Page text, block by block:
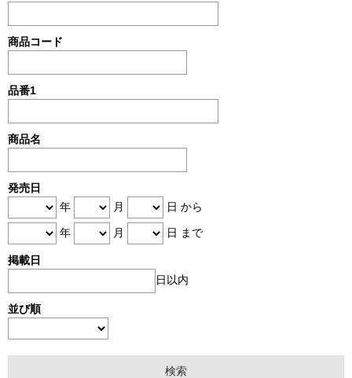
商品コード
品番1
商品名
発売日
年
月 日 から
年 月 日 まで
掲載日
日以内
並び順